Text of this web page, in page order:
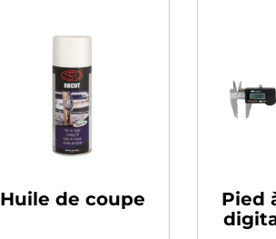
Huile de coupe
Pied